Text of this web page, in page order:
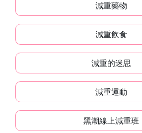
減重藥物
減重飲食
減重的迷思
減重運動
黑潮線上減重班